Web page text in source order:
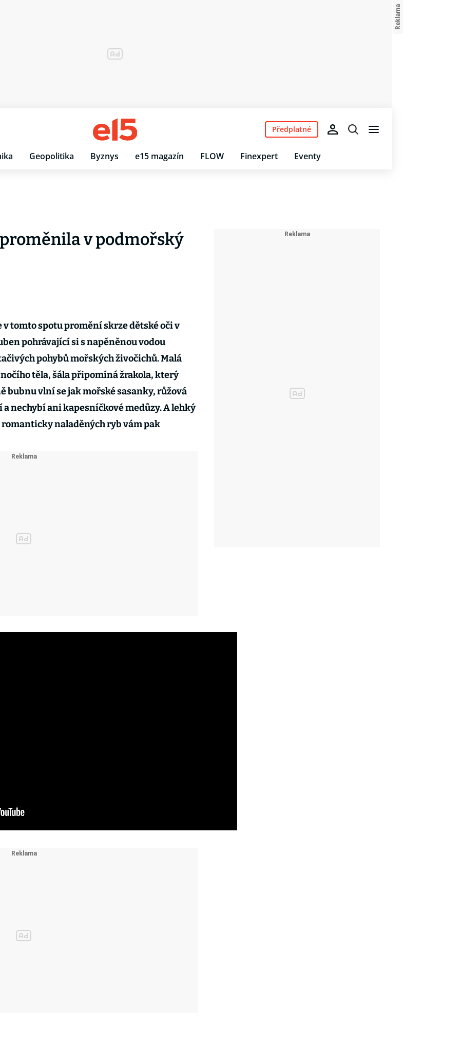
Geopolitika Byznys e15 magazín FLOW Finexpert Eventy
Předplatné
proměnila v podmořský
tomto spotu promění skrze dětské oči v
pohrávající si s napěněnou vodou
pohybů mořských živočichů. Malá
těla, šála připomíná žrakola, který
bubnu vlní se jak mořské sasanky, růžová
nechybí ani kapesníčkové medůzy. A lehký
naladěných ryb vám pak